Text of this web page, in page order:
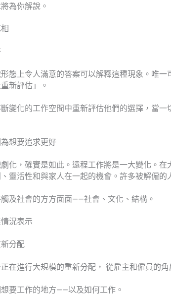
為你解說。
態上令人滿意的答案可以解釋這種現象。唯
新評估」。
變化的工作空間中重新評估他們的選擇，當
想要追求更好
化，確實是如此。遠程工作將是一大變化。在
靈活性和與家人在一起的機會。許多被解僱的
及社會的方方面面——社會、文化、結構。
況表示
分配
在進行大規模的重新分配， 從雇主和僱員的角
要工作的地方——以及如何工作。